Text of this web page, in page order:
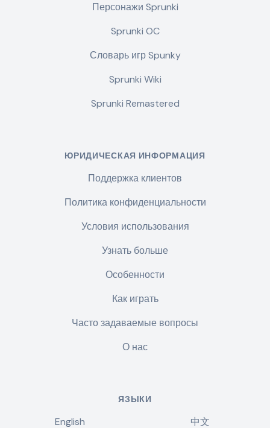
Персонажи Sprunki
Sprunki OC
Словарь игр Spunky
Sprunki Wiki
Sprunki Remastered
ЮРИДИЧЕСКАЯ ИНФОРМАЦИЯ
Поддержка клиентов
Политика конфиденциальности
Условия использования
Узнать больше
Особенности
Как играть
Часто задаваемые вопросы
О нас
ЯЗЫКИ
English 中文